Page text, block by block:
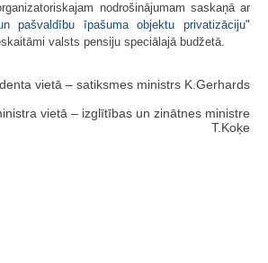
nodrošinājumam saskaņā ar
pašvaldību īpašuma objektu privatizāciju"
valsts pensiju speciālajā budžetā.
vietā – satiksmes ministrs K.Gerhards
vietā – izglītības un zinātnes ministre
T.Koķe